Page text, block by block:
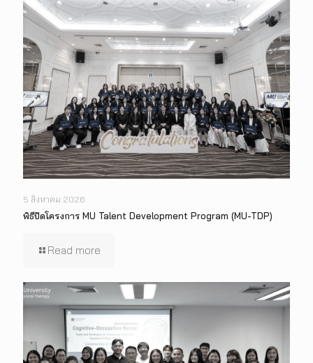
5 สิงหาคม 2026
พิธีปิดโครงการ MU Talent Development Program (MU-TDP)
Read more